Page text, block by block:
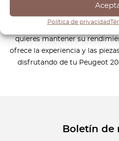
Política de privacidad
selección de repuestos de
vehículo conserve su
quieres mantener su
ofrece la experiencia y las
disfrutando de tu Peugeot
Boletín de